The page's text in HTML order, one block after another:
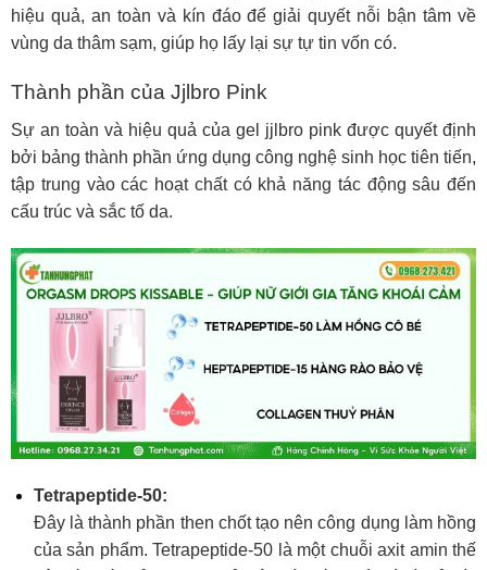
hiệu quả, an toàn và kín đáo để giải quyết nỗi bận tâm về
vùng da thâm sạm, giúp họ lấy lại sự tự tin vốn có.
Thành phần của Jjlbro Pink
Sự an toàn và hiệu quả của gel jjlbro pink được quyết định
bởi bảng thành phần ứng dụng công nghệ sinh học tiên tiến,
tập trung vào các hoạt chất có khả năng tác động sâu đến
cấu trúc và sắc tố da.
Tetrapeptide-50:
Đây là thành phần then chốt tạo nên công dụng làm hồng
của sản phẩm. Tetrapeptide-50 là một chuỗi axit amin thế